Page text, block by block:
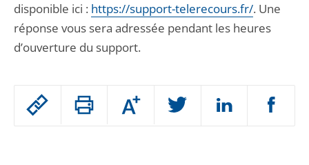
Passer
Augmenter
ou
disponible ici : https://support-telerecours.fr/. Une
réponse vous sera adressée pendant les heures
d’ouverture du support.